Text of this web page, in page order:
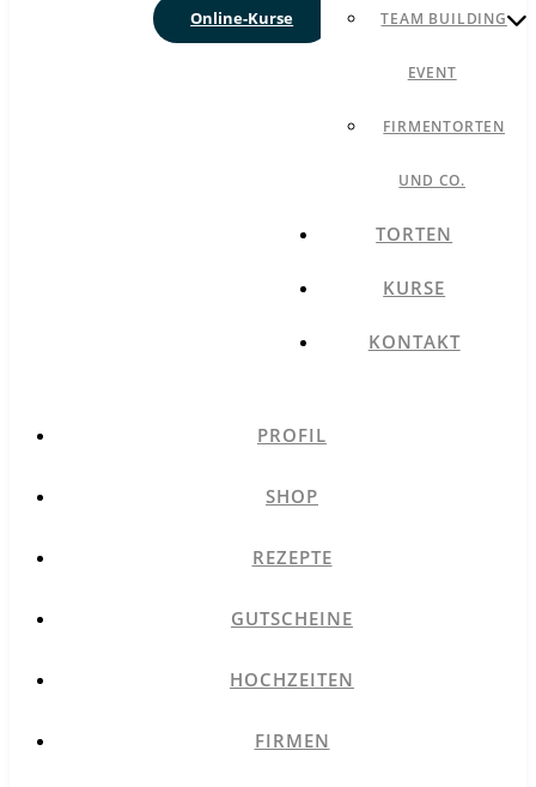
Online-Kurse TEAM BUILDING
EVENT
FIRMENTORTEN
UND CO.
TORTEN
KURSE
KONTAKT
PROFIL
SHOP
REZEPTE
GUTSCHEINE
HOCHZEITEN
FIRMEN